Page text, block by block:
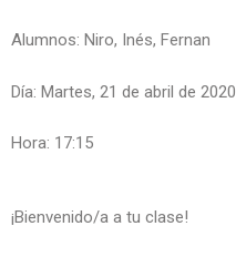
Alumnos: Niro, Inés, Fernan
Día: Martes, 21 de abril de 2020
Hora: 17:15
¡Bienvenido/a a tu clase!